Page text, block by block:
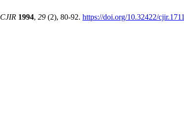
CJIR 1994, 29 (2), 80-92. https://doi.org/10.32422/cjir.1711